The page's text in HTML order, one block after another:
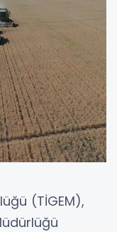
(TİGEM),